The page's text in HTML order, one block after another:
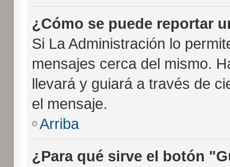
¿Cómo se puede reportar
Si La Administración lo
mensajes cerca del mismo.
llevará y guiará a través de
el mensaje.
Arriba
¿Para qué sirve el botón